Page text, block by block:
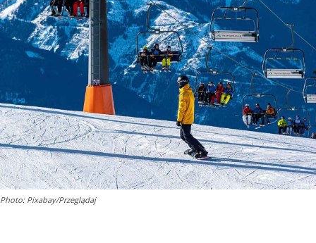
Photo: Pixabay/Przeglądaj